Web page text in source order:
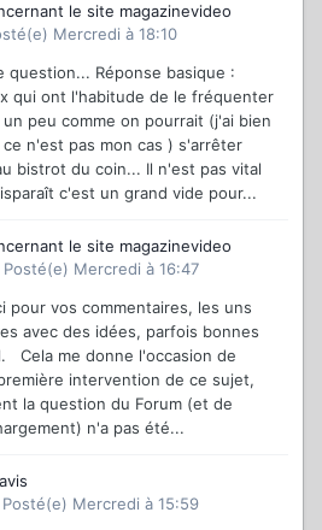
le site magazinevideo
Mercredi à 18:10
question... Réponse basique :
qui ont l'habitude de le fréquenter
peu comme on pourrait (j'ai bien
n'est pas mon cas ) s'arrêter
bistrot du coin... Il n'est pas vital
c'est un grand vide pour...
le site magazinevideo
Posté(e) Mercredi à 16:47
pour vos commentaires, les uns
avec des idées, parfois bonnes
Cela me donne l'occasion de
intervention de ce sujet,
la question du Forum (et de
n'a pas été...
Posté(e) Mercredi à 15:59